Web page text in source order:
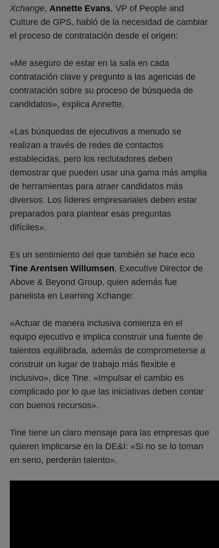
Xchange, Annette Evans, VP of People and
Culture de GPS, habló de la necesidad de cambiar
el proceso de contratación desde el origen:
«Me aseguro de estar en la sala en cada
contratación clave y pregunto a las agencias de
contratación sobre su proceso de búsqueda de
candidatos», explica Annette.
«Las búsquedas de ejecutivos a menudo se
realizan a través de redes de contactos
establecidas, pero los reclutadores deben
demostrar que pueden usar una gama más amplia
de herramientas para atraer candidatos más
diversos. Los líderes empresariales deben estar
preparados para plantear esas preguntas
difíciles».
Es un sentimiento del que también se hace eco
Tine Arentsen Willumsen, Executive Director de
Above & Beyond Group, quien además fue
panelista en Learning Xchange:
«Actuar de manera inclusiva comienza en el
equipo ejecutivo e implica construir una fuente de
talentos equilibrada, además de comprometerse a
construir un lugar de trabajo más flexible e
inclusivo», dice Tine. «Impulsar el cambio es
complicado por lo que las iniciativas deben contar
con buenos recursos».
Tine tiene un claro mensaje para las empresas que
quieren implicarse en la DE&I: «Si no se lo toman
en serio, perderán talento».